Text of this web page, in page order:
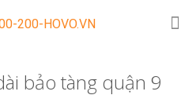
bảo tàng quận 9